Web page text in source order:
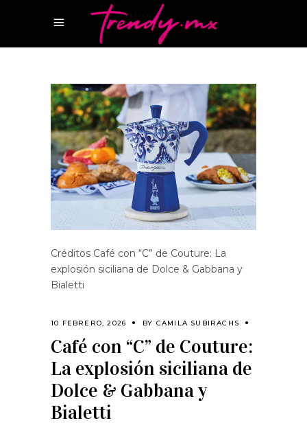
Créditos Café con “C” de Couture: La
explosión siciliana de Dolce & Gabbana y
Bialetti
10 FEBRERO, 2026 BY CAMILA SUBIRACHS
Café con “C” de Couture:
La explosión siciliana de
Dolce & Gabbana y
Bialetti